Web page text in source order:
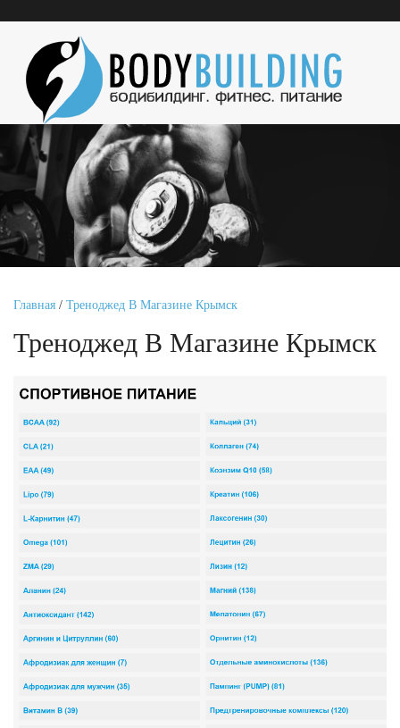
Главная / Треноджед В Магазине Крымск
Треноджед В Магазине Крымск